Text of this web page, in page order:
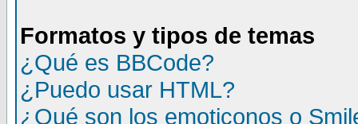
Formatos y tipos de temas
¿Qué es BBCode?
¿Puedo usar HTML?
¿Qué son los emoticonos o